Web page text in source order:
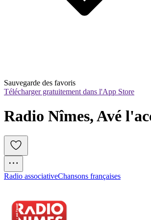
Sauvegarde des favoris
Télécharger gratuitement dans l'App Store
Radio Nîmes, Avé
Radio associativeChansons françaises